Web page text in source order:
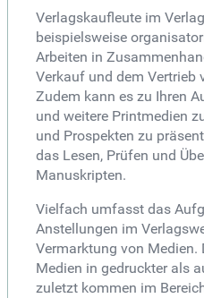
Verlagskaufleute im
beispielsweise
Arbeiten in
Verkauf und dem Vertrieb
Zudem kann es zu Ihren
und weitere Printmedien
und Prospekten zu
das Lesen, Prüfen und
Manuskripten.
Vielfach umfasst das
Anstellungen im
Vermarktung von Medien.
Medien in gedruckter als
zuletzt kommen im